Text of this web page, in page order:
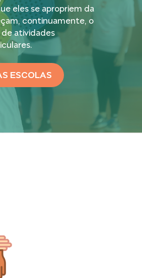
eles se apropriem da
continuamente, o
atividades
ESCOLAS